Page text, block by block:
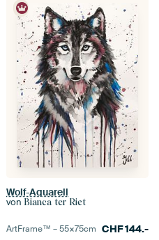
Wolf-Aquarell
von Bianca ter Riet
ArtFrame™ –55×75cm CHF144.-